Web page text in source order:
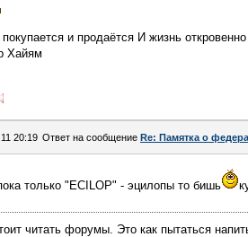
и продаётся И жизнь
Хайям
20:19 Ответ на сообщение Re: Памятка о
только "ECILOP" - эцилопы то бишь
читать форумы. Это как пытаться